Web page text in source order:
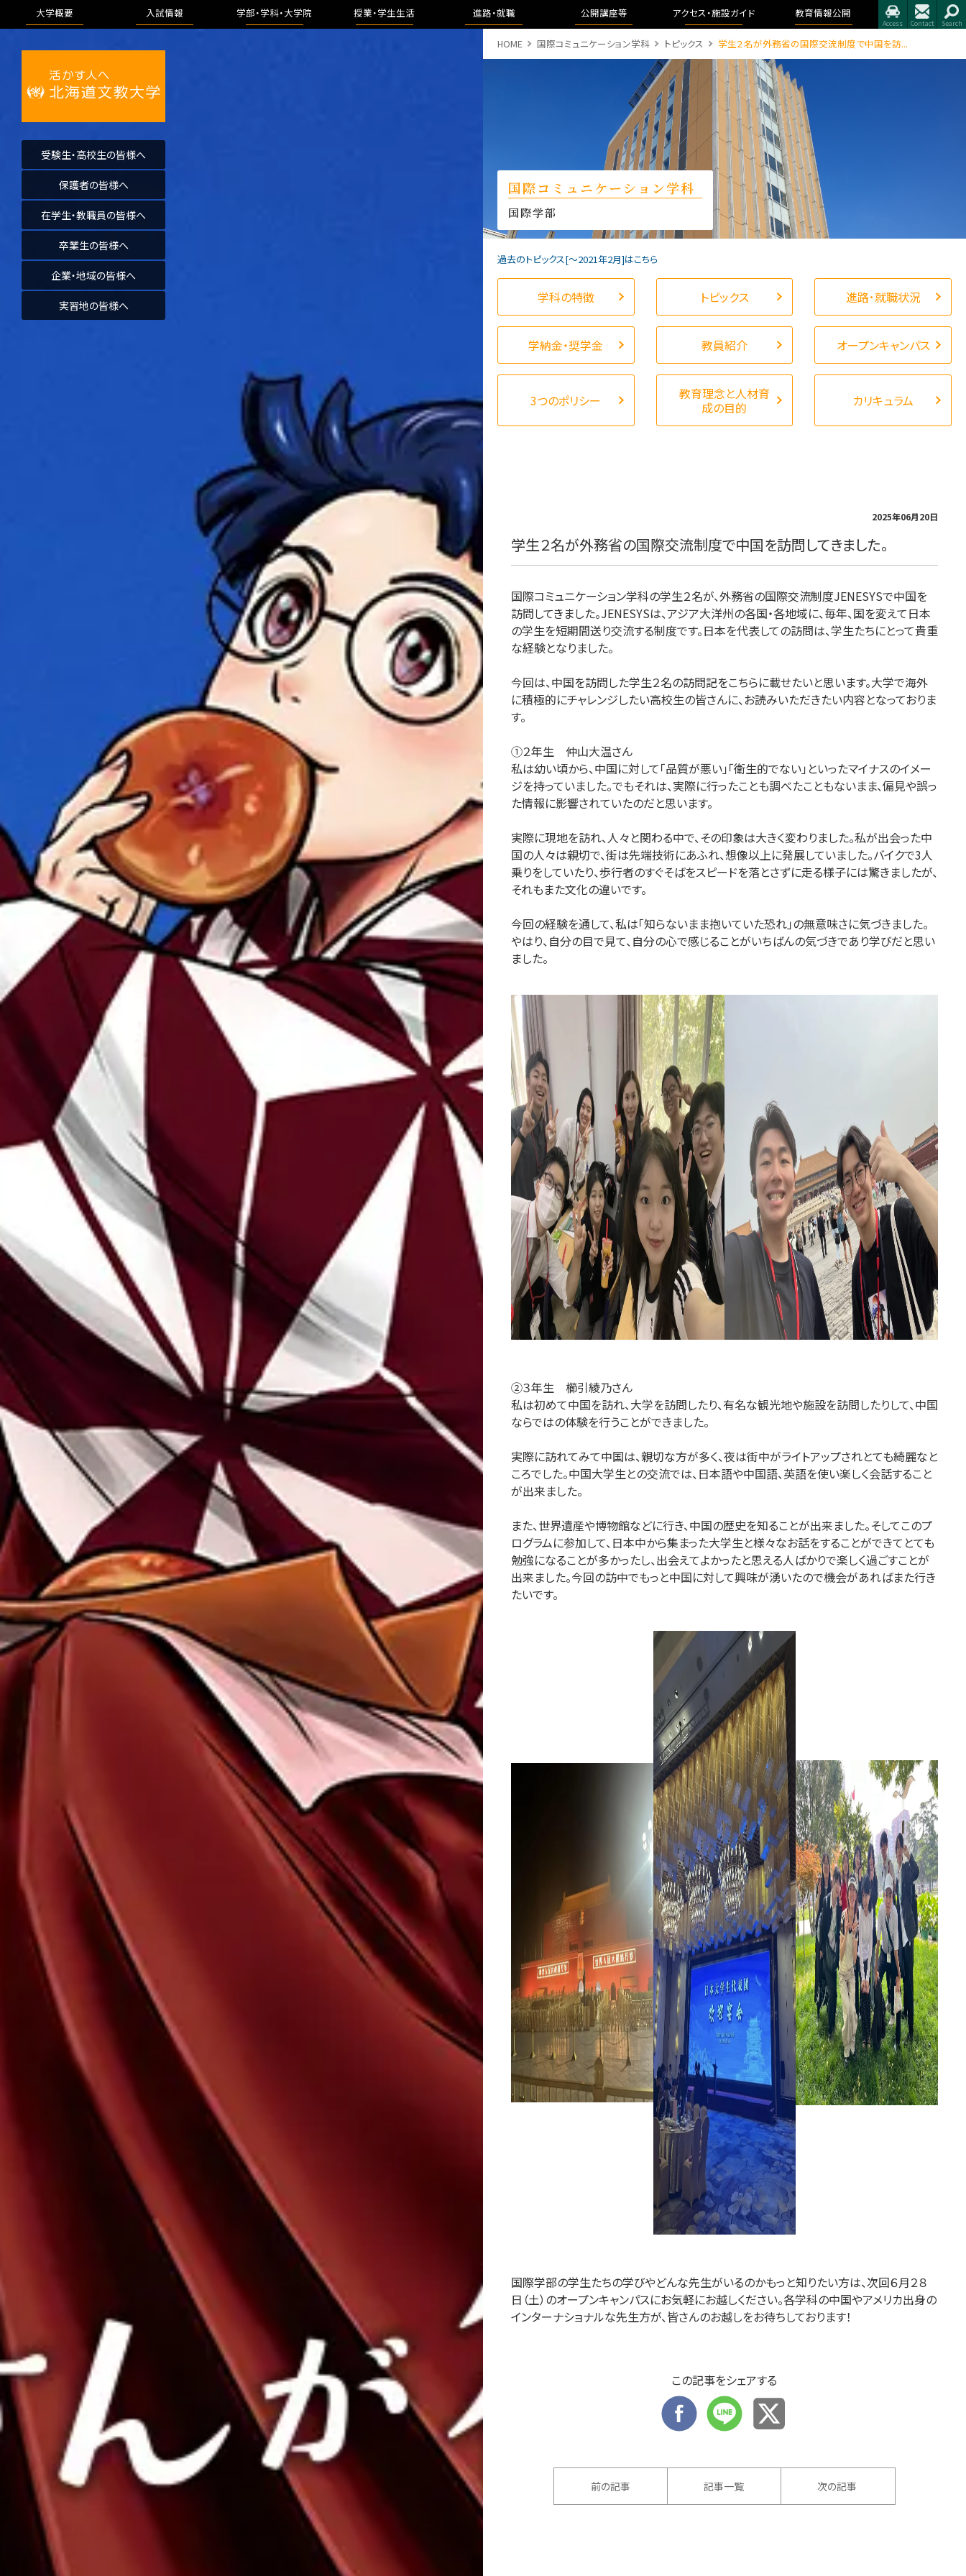
大学概要 入試情報 学部・学科・大学院 授業・学生生活 進路・就職 公開講座等 アクセス・施設ガイド 教育情報公開
受験生・高校生の皆様へ
保護者の皆様へ
在学生・教職員の皆様へ
卒業生の皆様へ
企業・地域の皆様へ
実習地の皆様へ
HOME 国際コミュニケーション学科 トピックス 学生２名が外務省の国際交流制度で中国を訪...
国際コミュニケーション学科
国際学部
過去のトピックス[〜2021年2月]はこちら
学科の特徴 トピックス 進路･就職状況
学納金・奨学金 教員紹介 オープンキャンパス
3つのポリシー
教育理念と人材育
成の目的
カリキュラム
2025年06月20日
学生２名が外務省の国際交流制度で中国を訪問してきました。
国際コミュニケーション学科の学生２名が、外務省の国際交流制度JENESYSで中国を
訪問してきました。JENESYSは、アジア大洋州の各国・各地域に、毎年、国を変えて日本
の学生を短期間送り交流する制度です。日本を代表しての訪問は、学生たちにとって貴重
な経験となりました。
今回は、中国を訪問した学生２名の訪問記をこちらに載せたいと思います。大学で海外
に積極的にチャレンジしたい高校生の皆さんに、お読みいただきたい内容となっておりま
す。
①２年生 仲山大温さん
私は幼い頃から、中国に対して「品質が悪い」「衛生的でない」といったマイナスのイメー
ジを持っていました。でもそれは、実際に行ったことも調べたこともないまま、偏見や誤っ
た情報に影響されていたのだと思います。
実際に現地を訪れ、人々と関わる中で、その印象は大きく変わりました。私が出会った中
国の人々は親切で、街は先端技術にあふれ、想像以上に発展していました。バイクで3人
乗りをしていたり、歩行者のすぐそばをスピードを落とさずに走る様子には驚きましたが、
それもまた文化の違いです。
今回の経験を通して、私は「知らないまま抱いていた恐れ」の無意味さに気づきました。
やはり、自分の目で見て、自分の心で感じることがいちばんの気づきであり学びだと思い
ました。
②３年生 櫛引綾乃さん
私は初めて中国を訪れ、大学を訪問したり、有名な観光地や施設を訪問したりして、中国
ならではの体験を行うことができました。
実際に訪れてみて中国は、親切な方が多く、夜は街中がライトアップされとても綺麗なと
ころでした。中国大学生との交流では、日本語や中国語、英語を使い楽しく会話すること
が出来ました。
また、世界遺産や博物館などに行き、中国の歴史を知ることが出来ました。そしてこのプ
ログラムに参加して、日本中から集まった大学生と様々なお話をすることができてとても
勉強になることが多かったし、出会えてよかったと思える人ばかりで楽しく過ごすことが
出来ました。今回の訪中でもっと中国に対して興味が湧いたので機会があればまた行き
たいです。
国際学部の学生たちの学びやどんな先生がいるのかもっと知りたい方は、次回６月２８
日（土）のオープンキャンパスにお気軽にお越しください。各学科の中国やアメリカ出身の
インターナショナルな先生方が、皆さんのお越しをお待ちしております！
この記事をシェアする
前の記事 記事一覧 次の記事